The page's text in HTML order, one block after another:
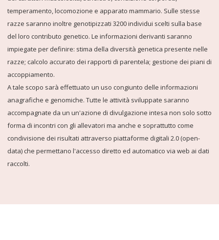
temperamento, locomozione e apparato mammario. Sulle stesse
razze saranno inoltre genotipizzati 3200 individui scelti sulla base
del loro contributo genetico. Le informazioni derivanti saranno
impiegate per definire: stima della diversità genetica presente nelle
razze; calcolo accurato dei rapporti di parentela; gestione dei piani di
accoppiamento.
A tale scopo sarà effettuato un uso congiunto delle informazioni
anagrafiche e genomiche. Tutte le attività sviluppate saranno
accompagnate da un un'azione di divulgazione intesa non solo sotto
forma di incontri con gli allevatori ma anche e soprattutto come
condivisione dei risultati attraverso piattaforme digitali 2.0 (open-
data) che permettano l'accesso diretto ed automatico via web ai dati
raccolti.